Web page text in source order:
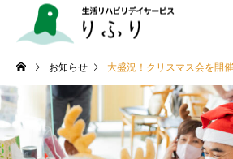
お知らせ 大盛況！クリスマス会を開